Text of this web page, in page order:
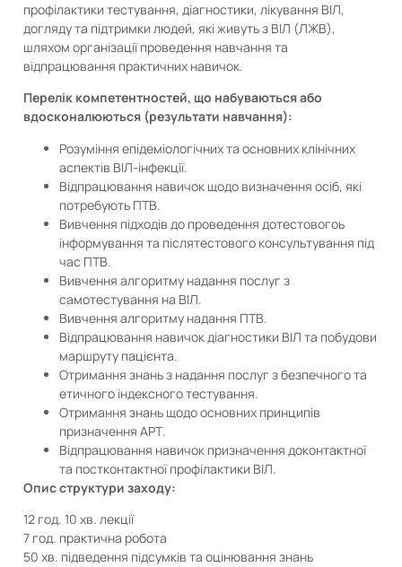
профілактики тестування, діагностики, лікування ВІЛ,
догляду та підтримки людей, які живуть з ВІЛ (ЛЖВ),
шляхом організації проведення навчання та
відпрацювання практичних навичок.
Перелік компетентностей, що набуваються або
вдосконалюються (результати навчання):
Розуміння епідеміологічних та основних клінічних
аспектів ВІЛ-інфекції.
Відпрацювання навичок щодо визначення осіб, які
потребують ПТВ.
Вивчення підходів до проведення дотестовогоь
інформування та післятестового консультування під
час ПТВ.
Вивчення алгоритму надання послуг з
самотестування на ВІЛ.
Вивчення алгоритму надання ПТВ.
Відпрацювання навичок діагностики ВІЛ та побудови
маршруту пацієнта.
Отримання знань з надання послуг з безпечного та
етичного індексного тестування.
Отримання знань щодо основних принципів
призначення АРТ.
Відпрацювання навичок призначення доконтактної
та постконтактної профілактики ВІЛ.
Опис структури заходу:
12 год. 10 хв. лекції
7 год. практична робота
50 хв. підведення підсумків та оцінювання знань